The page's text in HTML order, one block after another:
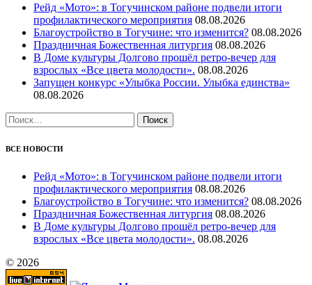
Рейд «Мото»: в Тогучинском районе подвели итоги
профилактического мероприятия 08.08.2026
Благоустройство в Тогучине: что изменится? 08.08.2026
Праздничная Божественная литургия 08.08.2026
В Доме культуры Долгово прошёл ретро-вечер для
взрослых «Все цвета молодости». 08.08.2026
Запущен конкурс «Улыбка России. Улыбка единства»
08.08.2026
Найти:
ВСЕ НОВОСТИ
Рейд «Мото»: в Тогучинском районе подвели итоги
профилактического мероприятия 08.08.2026
Благоустройство в Тогучине: что изменится? 08.08.2026
Праздничная Божественная литургия 08.08.2026
В Доме культуры Долгово прошёл ретро-вечер для
взрослых «Все цвета молодости». 08.08.2026
© 2026